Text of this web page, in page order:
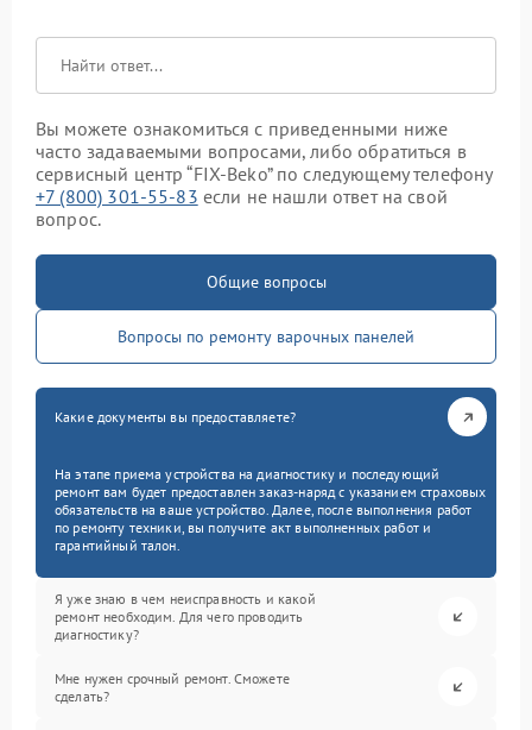
Вы можете ознакомиться с приведенными ниже
часто задаваемыми вопросами, либо обратиться в
сервисный центр “FIX-Beko” по следующему телефону
+7 (800) 301-55-83 если не нашли ответ на свой
вопрос.
Общие вопросы
Вопросы по ремонту варочных панелей
Какие документы вы предоставляете?
На этапе приема устройства на диагностику и последующий
ремонт вам будет предоставлен заказ-наряд с указанием страховых
обязательств на ваше устройство. Далее, после выполнения работ
по ремонту техники, вы получите акт выполненных работ и
гарантийный талон.
Я уже знаю в чем неисправность и какой
ремонт необходим. Для чего проводить
диагностику?
Мне нужен срочный ремонт. Сможете
сделать?